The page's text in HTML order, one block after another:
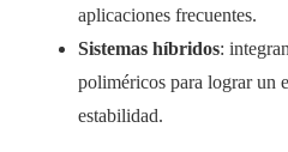
aplicaciones frecuentes.
Sistemas híbridos:
poliméricos para lograr un
estabilidad.